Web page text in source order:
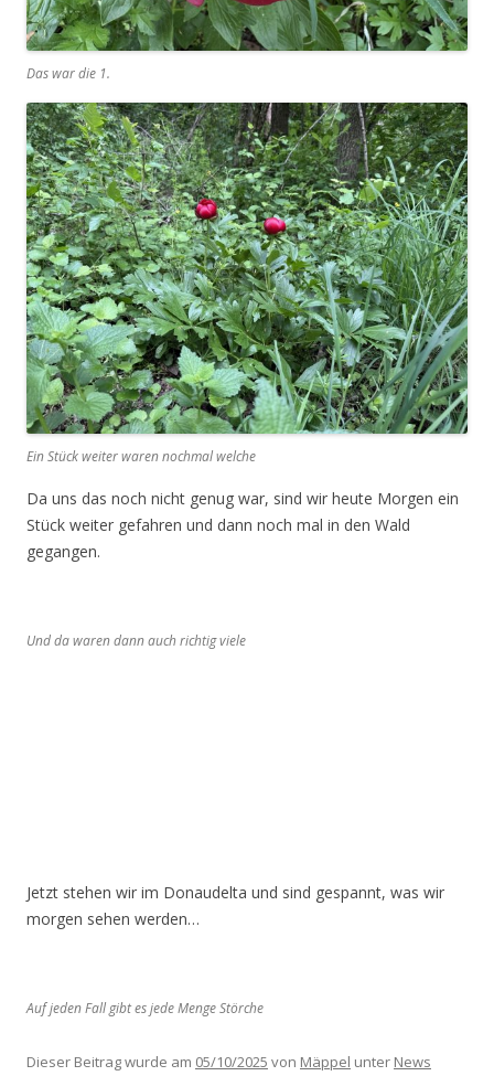
Das war die 1.
Ein Stück weiter waren nochmal welche
Da uns das noch nicht genug war, sind wir heute Morgen ein
Stück weiter gefahren und dann noch mal in den Wald
gegangen.
Und da waren dann auch richtig viele
Jetzt stehen wir im Donaudelta und sind gespannt, was wir
morgen sehen werden…
Auf jeden Fall gibt es jede Menge Störche
Dieser Beitrag wurde am 05/10/2025 von Mäppel unter News